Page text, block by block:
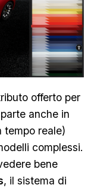
offerto per
anche in
reale)
complessi.
bene
, il sistema di